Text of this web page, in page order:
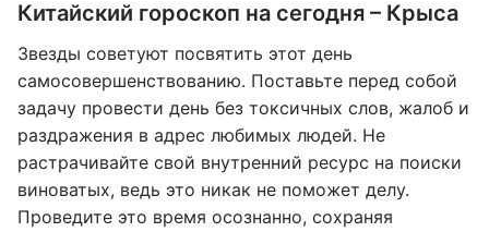
Китайский гороскоп на сегодня – Крыса
Звезды советуют посвятить этот день
самосовершенствованию. Поставьте перед собой
задачу провести день без токсичных слов, жалоб и
раздражения в адрес любимых людей. Не
растрачивайте свой внутренний ресурс на поиски
виноватых, ведь это никак не поможет делу.
Проведите это время осознанно, сохраняя